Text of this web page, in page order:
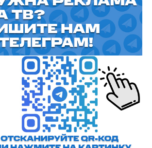
Пользовательское соглашение